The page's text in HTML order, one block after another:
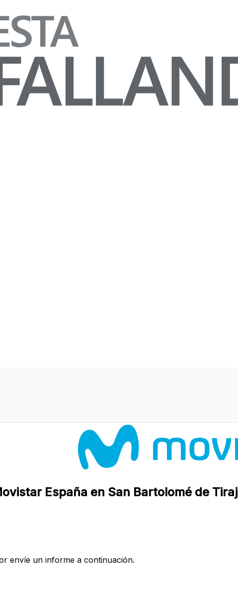
España en San Bartolomé de
envíe un informe a continuación.